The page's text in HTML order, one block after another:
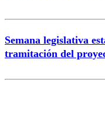
Semana legislativa
tramitación del